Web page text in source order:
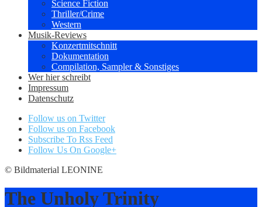
Science Fiction
Thriller/Crime
Western
Musik-Reviews
Konzertmitschnitt
Dokumentation
Compilation, Sampler & Sonstiges
Wer hier schreibt
Impressum
Datenschutz
Follow us on Twitter
Follow us on Facebook
Subscribe To Rss Feed
Follow Us On Google+
© Bildmaterial LEONINE
The Unholy Trinity